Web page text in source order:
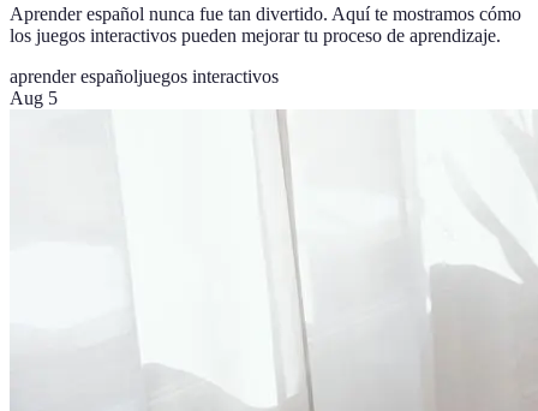
Aprender español nunca fue tan divertido. Aquí te mostramos cómo
los juegos interactivos pueden mejorar tu proceso de aprendizaje.
aprender españoljuegos interactivos
Aug 5